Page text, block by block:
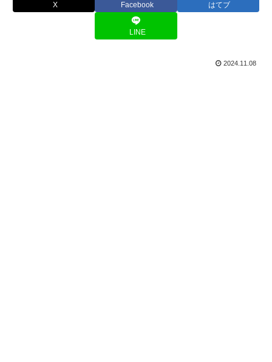
X Facebook はてブ
LINE
2024.11.08